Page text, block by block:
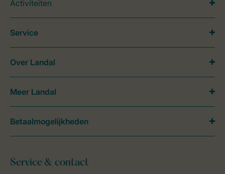
Activiteiten
Service & contact
Service
Over Landal
Meer Landal
Betaalmogelijkheden